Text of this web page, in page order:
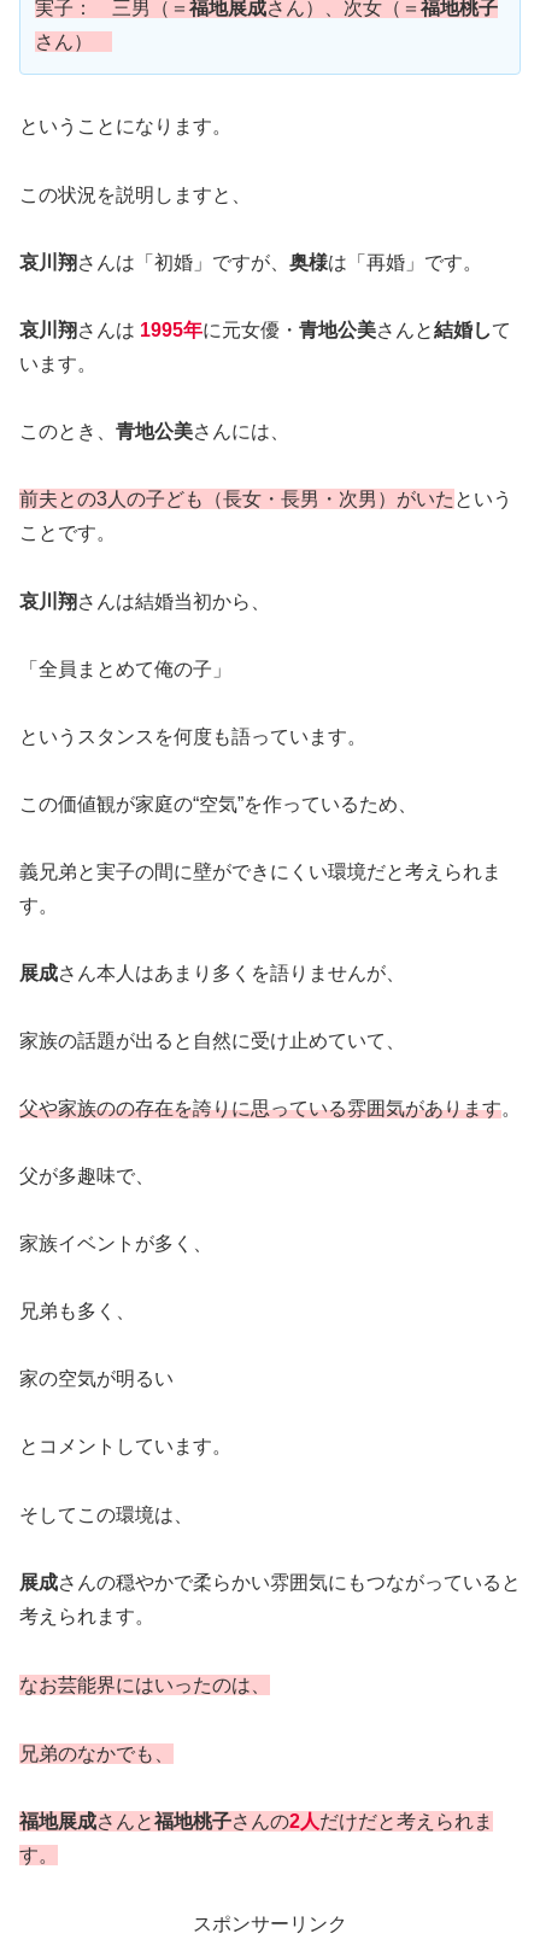
実子： 三男（＝ 福地展成さん）、次女（＝ 福地桃子
さん）
ということになります。
この状況を説明しますと、
哀川翔 さんは「初婚」ですが、 奥様は「再婚」です。
哀川翔 さんは 1995年に元女優・ 青地公美さんと結婚して
います。
このとき、 青地公美さんには、
前夫との3人の子ども（長女・長男・次男）がいた という
ことです。
哀川翔 さんは結婚当初から、
「全員まとめて俺の子」
というスタンスを何度も語っています。
この価値観が家庭の“空気”を作っているため、
義兄弟と実子の間に壁ができにくい環境だと考えられま
す。
展成さん本人はあまり多くを語りませんが、
家族の話題が出ると自然に受け止めていて、
父や家族のの存在を誇りに思っている雰囲気があります。
父が多趣味で、
家族イベントが多く、
兄弟も多く、
家の空気が明るい
とコメントしています。
そしてこの環境は、
展成さんの穏やかで柔らかい雰囲気にもつながっていると
考えられます。
なお芸能界にはいったのは、
兄弟のなかでも、
福地展成さんと福地桃子さんの2人だけだと考えられま
す。
スポンサーリンク